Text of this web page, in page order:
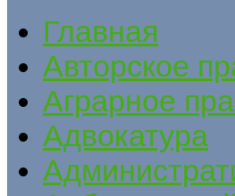
Главная
Авторское
Аграрное
Адвокатура